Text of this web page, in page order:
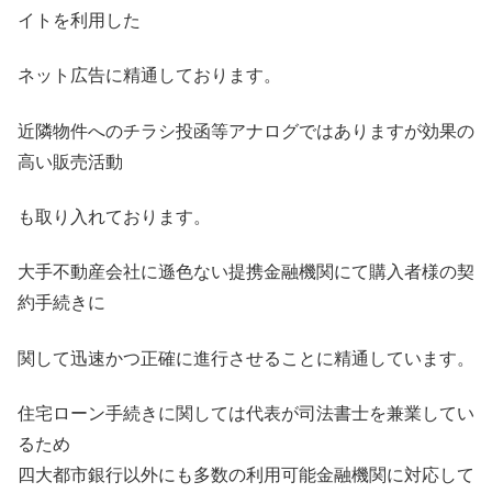
イトを利用した
ネット広告に精通しております。
近隣物件へのチラシ投函等アナログではありますが効果の
高い販売活動
も取り入れております。
大手不動産会社に遜色ない提携金融機関にて購入者様の契
約手続きに
関して迅速かつ正確に進行させることに精通しています。
住宅ローン手続きに関しては代表が司法書士を兼業してい
るため
四大都市銀行以外にも多数の利用可能金融機関に対応して